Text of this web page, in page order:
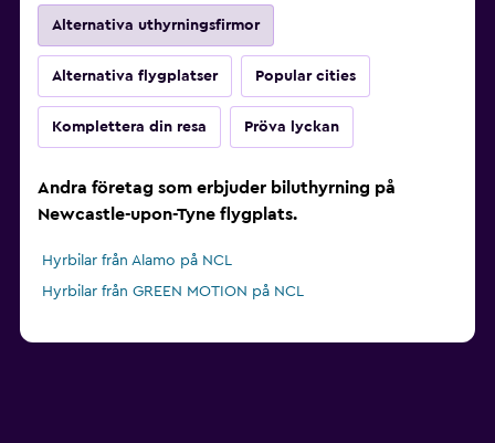
Alternativa uthyrningsfirmor
Alternativa flygplatser Popular cities
Komplettera din resa Pröva lyckan
Andra företag som erbjuder biluthyrning på
Newcastle-upon-Tyne flygplats.
Hyrbilar från Alamo på NCL
Hyrbilar från GREEN MOTION på NCL